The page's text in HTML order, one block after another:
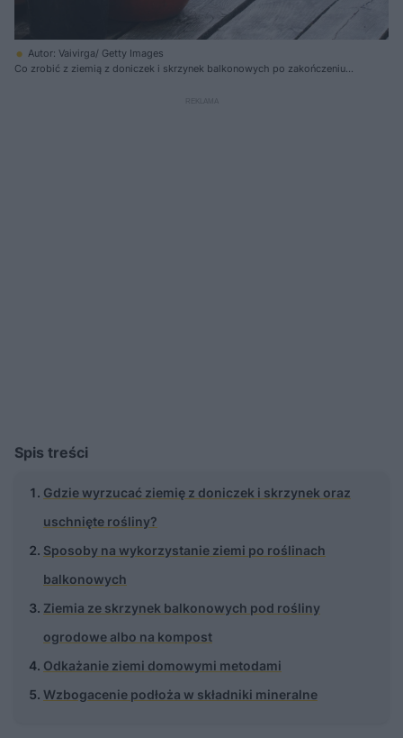
Autor: Vaivirga/ Getty Images
Co zrobić z ziemią z doniczek i skrzynek balkonowych po zakończeniu
Spis treści
Gdzie wyrzucać ziemię z doniczek i skrzynek oraz
uschnięte rośliny?
Sposoby na wykorzystanie ziemi po roślinach
balkonowych
Ziemia ze skrzynek balkonowych pod rośliny
ogrodowe albo na kompost
Odkażanie ziemi domowymi metodami
Wzbogacenie podłoża w składniki mineralne